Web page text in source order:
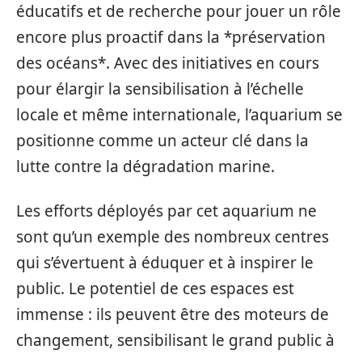
éducatifs et de recherche pour jouer un rôle
encore plus proactif dans la *préservation
des océans*. Avec des initiatives en cours
pour élargir la sensibilisation à l’échelle
locale et même internationale, l’aquarium se
positionne comme un acteur clé dans la
lutte contre la dégradation marine.
Les efforts déployés par cet aquarium ne
sont qu’un exemple des nombreux centres
qui s’évertuent à éduquer et à inspirer le
public. Le potentiel de ces espaces est
immense : ils peuvent être des moteurs de
changement, sensibilisant le grand public à